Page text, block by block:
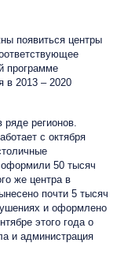
появиться центры
программе
в 2013 – 2020
регионов.
с октября
50 тысяч
же центра в
почти 5 тысяч
и оформлено
этого года о
и администрация